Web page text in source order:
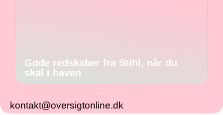
Gode redskaber fra Stihl, når du
skal i haven
kontakt@oversigtonline.dk